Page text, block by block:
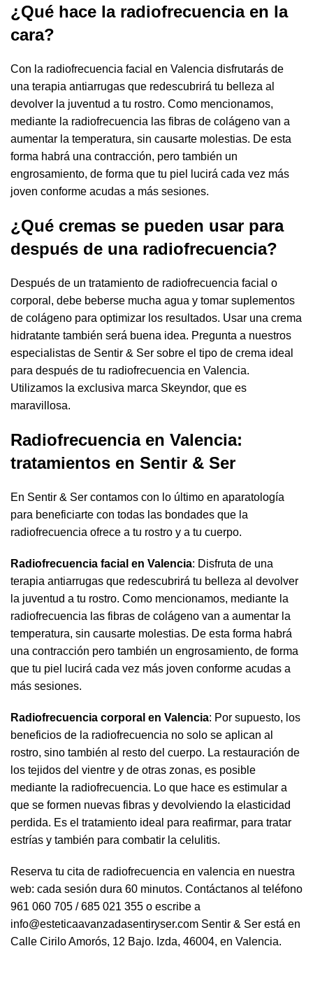
¿Qué hace la radiofrecuencia en la
cara?
Con la radiofrecuencia facial en Valencia disfrutarás de
una terapia antiarrugas que redescubrirá tu belleza al
devolver la juventud a tu rostro. Como mencionamos,
mediante la radiofrecuencia las fibras de colágeno van a
aumentar la temperatura, sin causarte molestias. De esta
forma habrá una contracción, pero también un
engrosamiento, de forma que tu piel lucirá cada vez más
joven conforme acudas a más sesiones.
¿Qué cremas se pueden usar para
después de una radiofrecuencia?
Después de un tratamiento de radiofrecuencia facial o
corporal, debe beberse mucha agua y tomar suplementos
de colágeno para optimizar los resultados. Usar una crema
hidratante también será buena idea. Pregunta a nuestros
especialistas de Sentir & Ser sobre el tipo de crema ideal
para después de tu radiofrecuencia en Valencia.
Utilizamos la exclusiva marca Skeyndor, que es
maravillosa.
Radiofrecuencia en Valencia:
tratamientos en Sentir & Ser
En Sentir & Ser contamos con lo último en aparatología
para beneficiarte con todas las bondades que la
radiofrecuencia ofrece a tu rostro y a tu cuerpo.
Radiofrecuencia facial en Valencia: Disfruta de una
terapia antiarrugas que redescubrirá tu belleza al devolver
la juventud a tu rostro. Como mencionamos, mediante la
radiofrecuencia las fibras de colágeno van a aumentar la
temperatura, sin causarte molestias. De esta forma habrá
una contracción pero también un engrosamiento, de forma
que tu piel lucirá cada vez más joven conforme acudas a
más sesiones.
Radiofrecuencia corporal en Valencia: Por supuesto, los
beneficios de la radiofrecuencia no solo se aplican al
rostro, sino también al resto del cuerpo. La restauración de
los tejidos del vientre y de otras zonas, es posible
mediante la radiofrecuencia. Lo que hace es estimular a
que se formen nuevas fibras y devolviendo la elasticidad
perdida. Es el tratamiento ideal para reafirmar, para tratar
estrías y también para combatir la celulitis.
Reserva tu cita de radiofrecuencia en valencia en nuestra
web: cada sesión dura 60 minutos. Contáctanos al teléfono
961 060 705 /685 021 355 o escribe a
info@esteticaavanzadasentiryser.com Sentir & Ser está en
Calle Cirilo Amorós, 12 Bajo. Izda, 46004, en Valencia.